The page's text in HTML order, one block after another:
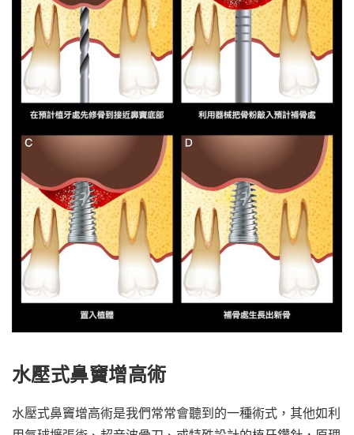
水壓式鼻竇增高術
水壓式鼻竇增高術是我們常常會聽到的一種術式，其他如利